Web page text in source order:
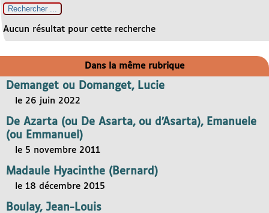
Aucun résultat pour cette recherche
Dans la même rubrique
Demanget ou Domanget, Lucie
le 26 juin 2022
De Azarta (ou De Asarta, ou d’Asarta), Emanuele
(ou Emmanuel)
le 5 novembre 2011
Madaule Hyacinthe (Bernard)
le 18 décembre 2015
Boulay, Jean-Louis